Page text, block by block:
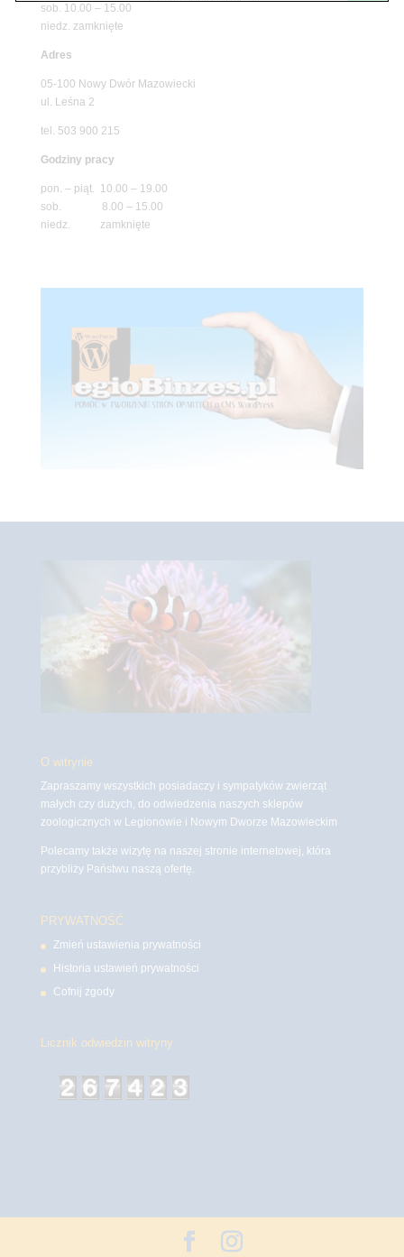
sob. 10.00 – 15.00
niedz. zamknięte
Adres
05-100 Nowy Dwór Mazowiecki
ul. Leśna 2
tel. 503 900 215
Godziny pracy
pon. – piąt. 10.00 – 19.00
sob. 8.00 – 15.00
niedz. zamknięte
O witrynie
Zapraszamy wszystkich posiadaczy i sympatyków zwierząt
małych czy dużych, do odwiedzenia naszych sklepów
zoologicznych w Legionowie i Nowym Dworze Mazowieckim
Polecamy także wizytę na naszej stronie internetowej, która
przybliży Państwu naszą ofertę.
PRYWATNOŚĆ
Zmień ustawienia prywatności
Historia ustawień prywatności
Cofnij zgody
Licznik odwiedzin witryny